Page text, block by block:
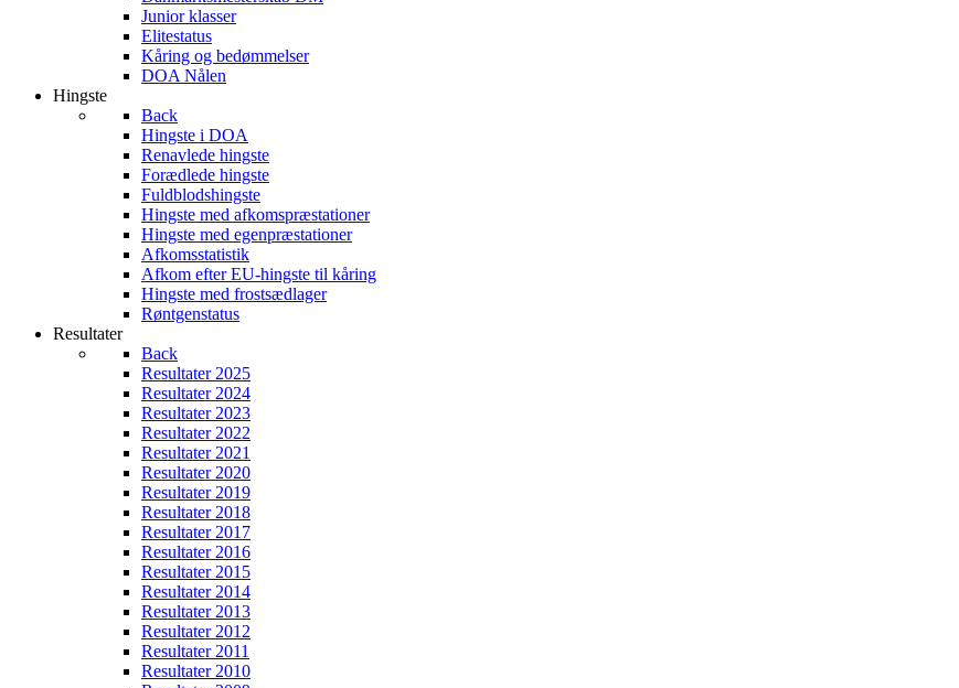
Junior klasser
Elitestatus
Kåring og bedømmelser
DOA Nålen
Hingste
Back
Hingste i DOA
Renavlede hingste
Forædlede hingste
Fuldblodshingste
Hingste med afkomspræstationer
Hingste med egenpræstationer
Afkomsstatistik
Afkom efter EU-hingste til kåring
Hingste med frostsædlager
Røntgenstatus
Resultater
Back
Resultater 2025
Resultater 2024
Resultater 2023
Resultater 2022
Resultater 2021
Resultater 2020
Resultater 2019
Resultater 2018
Resultater 2017
Resultater 2016
Resultater 2015
Resultater 2014
Resultater 2013
Resultater 2012
Resultater 2011
Resultater 2010